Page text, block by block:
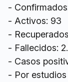
-
- Activos: 93
-
- Fallecidos:
- Casos
- Por